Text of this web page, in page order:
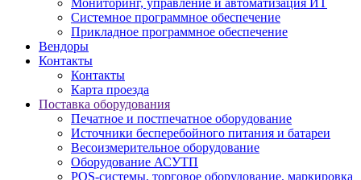
Мониторинг, управление и автоматизация ИТ
Системное программное обеспечение
Прикладное программное обеспечение
Вендоры
Контакты
Контакты
Карта проезда
Поставка оборудования
Печатное и постпечатное оборудование
Источники бесперебойного питания и батареи
Весоизмерительное оборудование
Оборудование АСУТП
POS-системы, торговое оборудование, маркировка